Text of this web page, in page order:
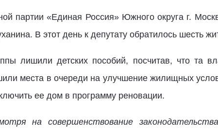
партии «Единая Россия» Южного округа г.
В этот день к депутату обратилось шесть
лишили детских пособий, посчитав, что та
места в очереди на улучшение жилищных
ее дом в программу реновации.
на совершенствование